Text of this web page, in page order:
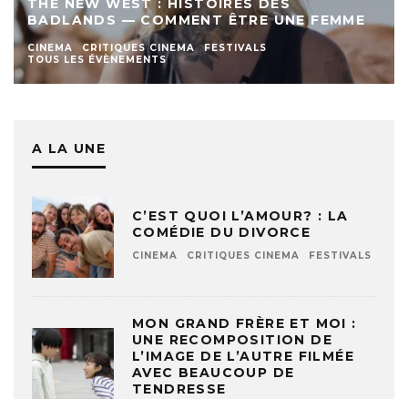
THE NEW WEST : HISTOIRES DES
BADLANDS — COMMENT ÊTRE UNE FEMME
CINEMA CRITIQUES CINEMA
FESTIVALS
TOUS LES ÉVÈNEMENTS
A LA UNE
C’EST QUOI L’AMOUR? : LA
COMÉDIE DU DIVORCE
CINEMA CRITIQUES CINEMA FESTIVALS
MON GRAND FRÈRE ET MOI :
UNE RECOMPOSITION DE
L’IMAGE DE L’AUTRE FILMÉE
AVEC BEAUCOUP DE
TENDRESSE